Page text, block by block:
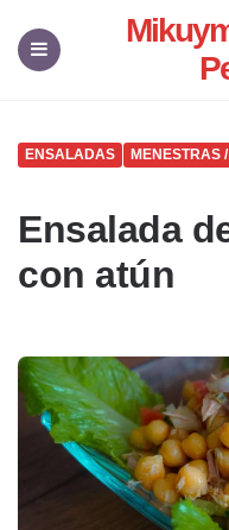
ENSALADAS MENESTRAS
Ensalada
con atún